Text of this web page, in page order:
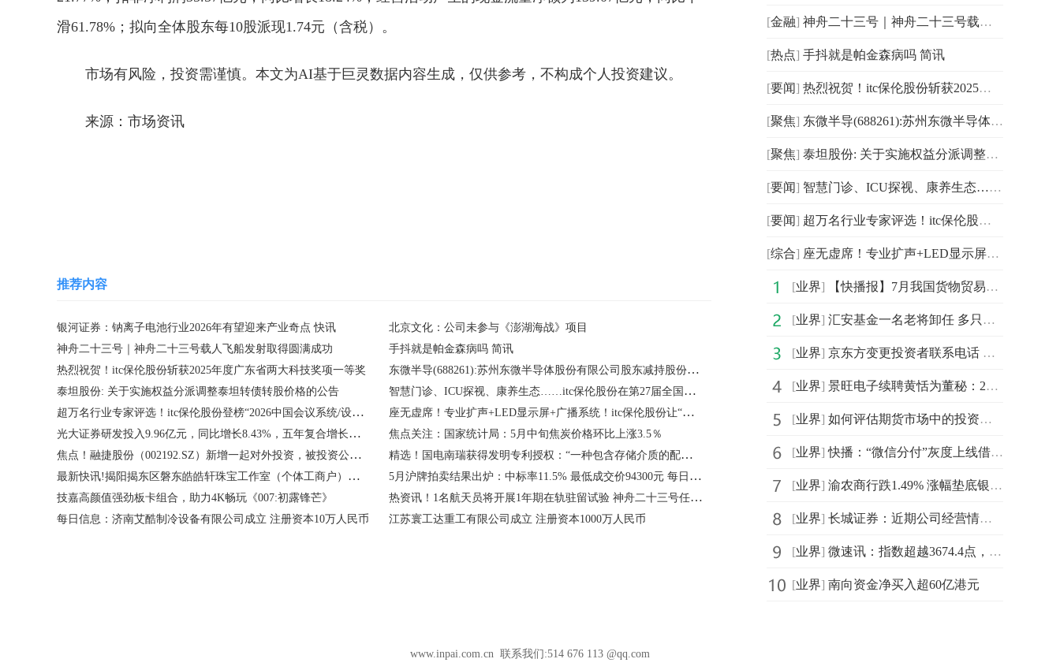
滑61.78%；拟向全体股东每10股派现1.74元（含税）。
市场有风险，投资需谨慎。本文为AI基于巨灵数据内容生成，仅供参考，不构成个人投资建议。
来源：市场资讯
推荐内容
银河证券：钠离子电池行业2026年有望迎来产业奇点 快讯
北京文化：公司未参与《澎湖海战》项目
神舟二十三号｜神舟二十三号载人飞船发射取得圆满成功
手抖就是帕金森病吗 简讯
热烈祝贺！itc保伦股份斩获2025年度广东省两大科技奖项一等奖
东微半导(688261):苏州东微半导体股份有限公司股东减持股份计划公告
泰坦股份: 关于实施权益分派调整泰坦转债转股价格的公告
智慧门诊、ICU探视、康养生态……itc保伦股份在第27届全国医院建设大会释放了哪些创新信号？
超万名行业专家评选！itc保伦股份登榜“2026中国会议系统/设备十大品牌”
座无虚席！专业扩声+LED显示屏+广播系统！itc保伦股份让“徽BA”更具沉浸感！
光大证券研发投入9.96亿元，同比增长8.43%，五年复合增长率10.53%
焦点关注：国家统计局：5月中旬焦炭价格环比上涨3.5％
焦点！融捷股份（002192.SZ）新增一起对外投资，被投资公司为康定市融达锂矿技术研究有限公司
精选！国电南瑞获得发明专利授权：“一种包含存储介质的配网线路三维场景建模装置及方法”
最新快讯!揭阳揭东区磐东皓皓轩珠宝工作室（个体工商户）成立 注册资本2万人民币
5月沪牌拍卖结果出炉：中标率11.5% 最低成交价94300元 每日热点
技嘉高颜值强劲板卡组合，助力4K畅玩《007:初露锋芒》 热资讯！1名航天员将开展1年期在轨驻留试验 神舟二十三号任务清单公布
每日信息：济南艾酷制冷设备有限公司成立 注册资本10万人民币 江苏寰工达重工有限公司成立 注册资本1000万人民币
[金融] 神舟二十三号｜神舟二十三号载人飞船发射取得圆满成功
[热点] 手抖就是帕金森病吗 简讯
[要闻] 热烈祝贺！itc保伦股份斩获2025年度广东省两大科技奖项一等奖
[聚焦] 东微半导(688261):苏州东微半导体股份有限公司股东减持股份计划公告
[聚焦] 泰坦股份: 关于实施权益分派调整泰坦转债转股价格的公告
[要闻] 智慧门诊、ICU探视、康养生态……itc保伦股份在第27届全国医院建设大会释放了哪些创新信号？
[要闻] 超万名行业专家评选！itc保伦股份登榜“2026中国会议系统/设备十大品牌”
[综合] 座无虚席！专业扩声+LED显示屏+广播系统！itc保伦股份让“徽BA”更具沉浸感！
[业界] 【快播报】7月我国货物贸易进出口同比增长6.7% 增速创年内新高
[业界] 汇安基金一名老将卸任 多只产品任职回报不佳|焦点滚动
[业界] 京东方变更投资者联系电话 每日动态
[业界] 景旺电子续聘黄恬为董秘：2024年薪酬155万 今年一季度公司净利增长2%
[业界] 如何评估期货市场中的投资回报率？-今日热讯
[业界]快播：“微信分付”灰度上线借款功能
[业界] 渝农商行跌1.49% 涨幅垫底银行板块
[业界] 长城证券：近期公司经营情况及内外部经营环境未发生重大变化-热门看点
[业界] 微速讯：指数超越3674.4点，市场为何感受不到赚钱效应？
[业界] 南向资金净买入超60亿港元
www.inpai.com.cn 联系我们:514 676 113 @qq.com